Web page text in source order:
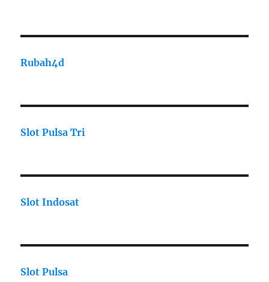
Rubah4d
Slot Pulsa Tri
Slot Indosat
Slot Pulsa